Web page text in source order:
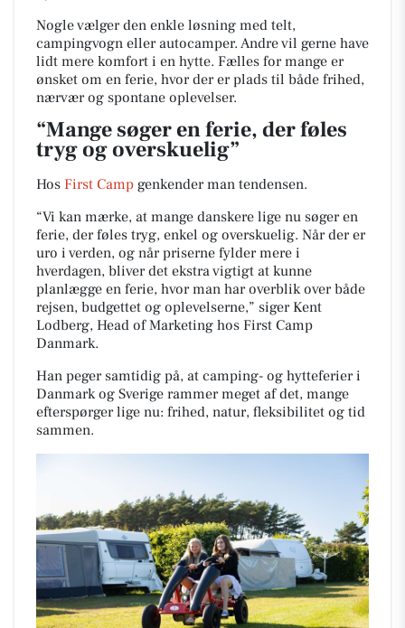
Nogle vælger den enkle løsning med telt,
campingvogn eller autocamper. Andre vil gerne have
lidt mere komfort i en hytte. Fælles for mange er
ønsket om en ferie, hvor der er plads til både frihed,
nærvær og spontane oplevelser.
“Mange søger en ferie, der føles
tryg og overskuelig”
Hos First Camp genkender man tendensen.
“Vi kan mærke, at mange danskere lige nu søger en
ferie, der føles tryg, enkel og overskuelig. Når der er
uro i verden, og når priserne fylder mere i
hverdagen, bliver det ekstra vigtigt at kunne
planlægge en ferie, hvor man har overblik over både
rejsen, budgettet og oplevelserne,” siger Kent
Lodberg, Head of Marketing hos First Camp
Danmark.
Han peger samtidig på, at camping- og hytteferier i
Danmark og Sverige rammer meget af det, mange
efterspørger lige nu: frihed, natur, fleksibilitet og tid
sammen.